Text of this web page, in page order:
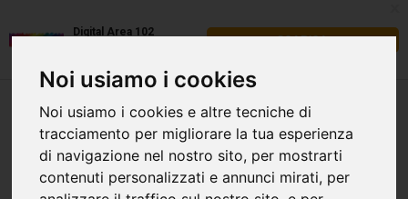
Noi usiamo i cookies
Noi usiamo i cookies e altre tecniche di
tracciamento per migliorare la tua esperienza
di navigazione nel nostro sito, per mostrarti
contenuti personalizzati e annunci mirati, per
Digital Area 102
SCARICA